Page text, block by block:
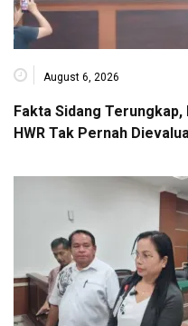
August 6, 2026
Fakta Sidang
HWR Tak Pernah